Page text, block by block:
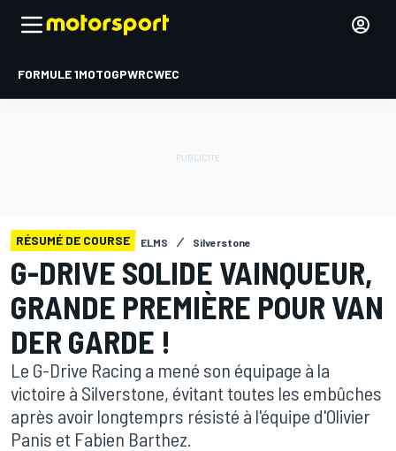
FORMULE 1MOTOGPWRCWEC
RÉSUMÉ DE COURSE ELMS Silverstone
G-DRIVE SOLIDE VAINQUEUR,
GRANDE PREMIÈRE POUR VAN
DER GARDE !
Le G-Drive Racing a mené son équipage à la
victoire à Silverstone, évitant toutes les embûches
après avoir longtemprs résisté à l'équipe d'Olivier
Panis et Fabien Barthez.